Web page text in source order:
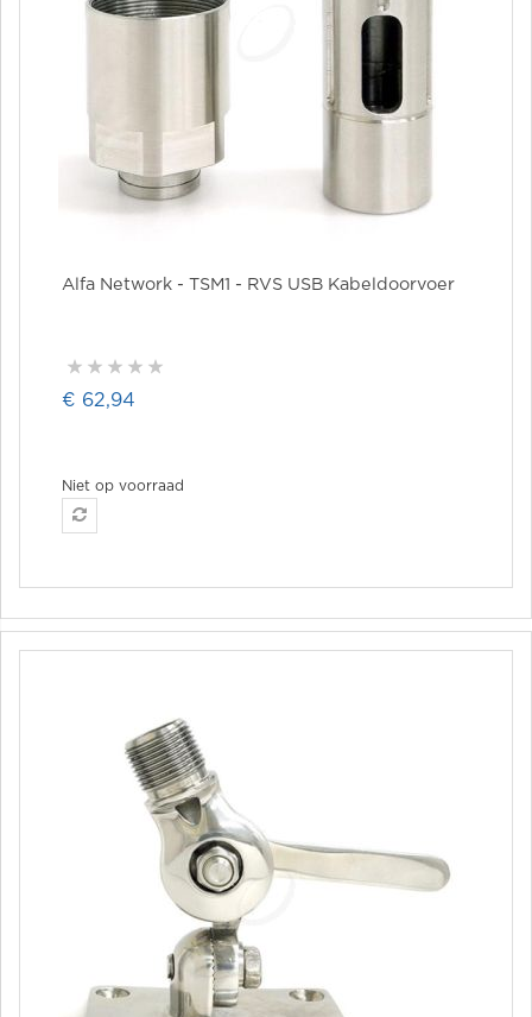
Alfa Network - TSM1 - RVS USB Kabeldoorvoer
€ 62,94
Niet op voorraad